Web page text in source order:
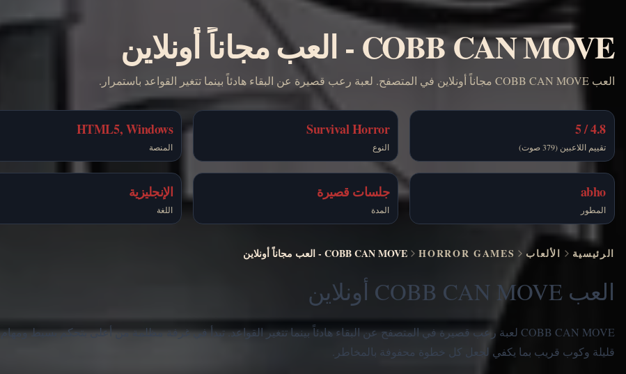
COBB CAN MOVE
- العب مجاناً أونلاين
العب COBB CAN MOVE مجاناً أونلاين في المتصفح. لعبة رعب قصيرة عن البقاء هادئاً بينما تتغير القواعد باستمرار.
4.8 / 5
تقييم اللاعبين (379 صوت)
Survival Horror
النوع
HTML5, Windows
المنصة
abho
المطور
جلسات قصيرة
المدة
الإنجليزية
اللغة
الرئيسية الألعاب HORROR GAMES
COBB CAN MOVE
-العب مجاناً أونلاين
العب COBB CAN MOVE أونلاين
COBB CAN MOVE لعبة رعب قصيرة في المتصفح عن البقاء هادئاً بينما تتغير القواعد. تبدأ في غرفة مظلمة من أعلى بتحكم بسيط ومهام
قليلة وكوب قريب بما يكفي لجعل كل خطوة محفوفة بالمخاطر.